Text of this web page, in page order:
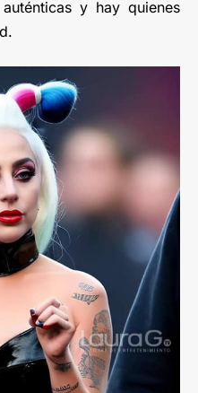
y hay quienes